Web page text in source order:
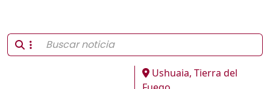
Ushuaia, Tierra del